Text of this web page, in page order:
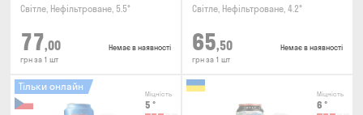
Світле, Нефільтроване, 5.5°
77,00
грн за 1 шт
Немає в наявності
Світле, Нефільтроване, 4.2°
65,50
грн за 1 шт
Немає в наявності
Міцність
5 °
Тільки онлайн
Міцність
6 °